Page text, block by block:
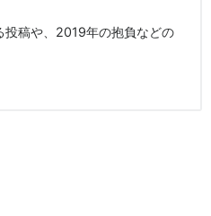
投稿や、2019年の抱負などの